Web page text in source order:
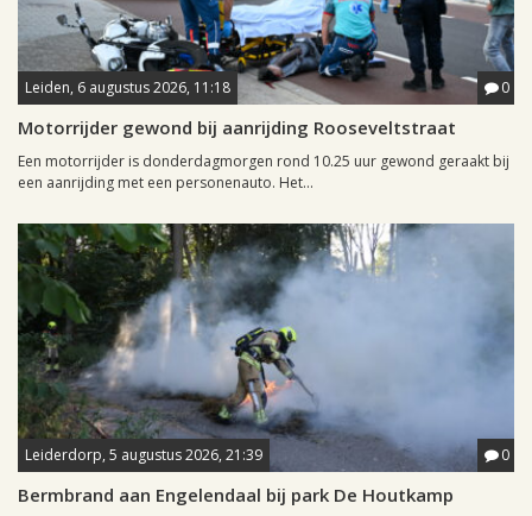
Leiden, 6 augustus 2026, 11:18 0
Motorrijder gewond bij aanrijding Rooseveltstraat
Een motorrijder is donderdagmorgen rond 10.25 uur gewond geraakt bij
een aanrijding met een personenauto. Het...
Leiderdorp, 5 augustus 2026, 21:39 0
Bermbrand aan Engelendaal bij park De Houtkamp